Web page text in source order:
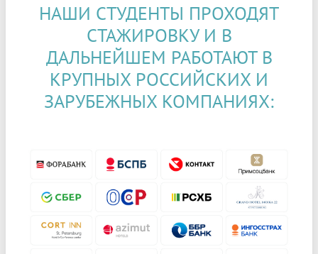
НАШИ СТУДЕНТЫ ПРОХОДЯТ
СТАЖИРОВКУ И В
ДАЛЬНЕЙШЕМ РАБОТАЮТ В
КРУПНЫХ РОССИЙСКИХ И
ЗАРУБЕЖНЫХ КОМПАНИЯХ: